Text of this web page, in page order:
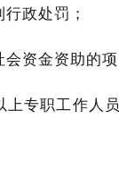
政处罚；
资金资助的项
专职工作人